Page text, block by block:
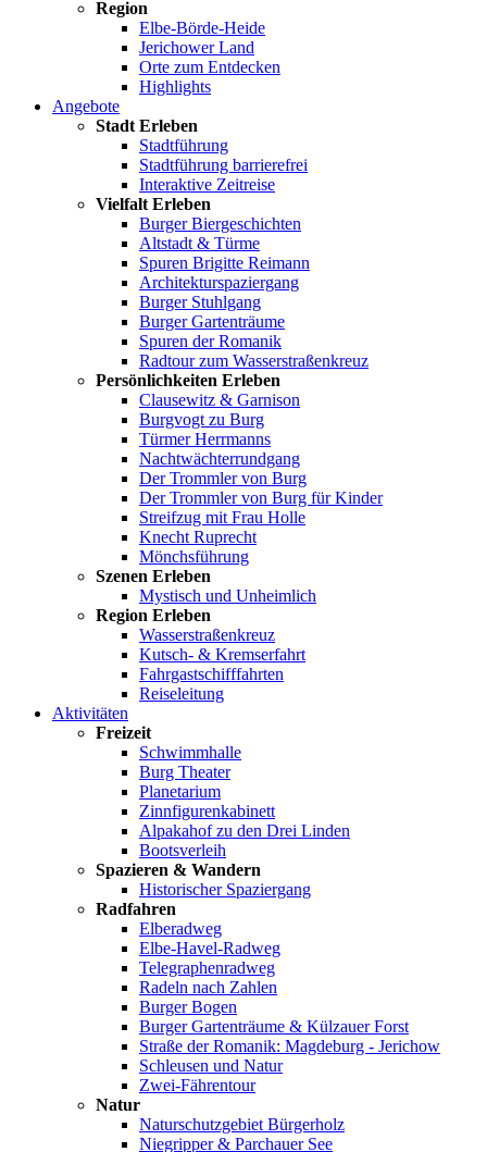
Region
Elbe-Börde-Heide
Jerichower Land
Orte zum Entdecken
Highlights
Angebote
Stadt Erleben
Stadtführung
Stadtführung barrierefrei
Interaktive Zeitreise
Vielfalt Erleben
Burger Biergeschichten
Altstadt & Türme
Spuren Brigitte Reimann
Architekturspaziergang
Burger Stuhlgang
Burger Gartenträume
Spuren der Romanik
Radtour zum Wasserstraßenkreuz
Persönlichkeiten Erleben
Clausewitz & Garnison
Burgvogt zu Burg
Türmer Herrmanns
Nachtwächterrundgang
Der Trommler von Burg
Der Trommler von Burg für Kinder
Streifzug mit Frau Holle
Knecht Ruprecht
Mönchsführung
Szenen Erleben
Mystisch und Unheimlich
Region Erleben
Wasserstraßenkreuz
Kutsch- & Kremserfahrt
Fahrgastschifffahrten
Reiseleitung
Aktivitäten
Freizeit
Schwimmhalle
Burg Theater
Planetarium
Zinnfigurenkabinett
Alpakahof zu den Drei Linden
Bootsverleih
Spazieren & Wandern
Historischer Spaziergang
Radfahren
Elberadweg
Elbe-Havel-Radweg
Telegraphenradweg
Radeln nach Zahlen
Burger Bogen
Burger Gartenträume & Külzauer Forst
Straße der Romanik: Magdeburg - Jerichow
Schleusen und Natur
Zwei-Fährentour
Natur
Naturschutzgebiet Bürgerholz
Niegripper & Parchauer See